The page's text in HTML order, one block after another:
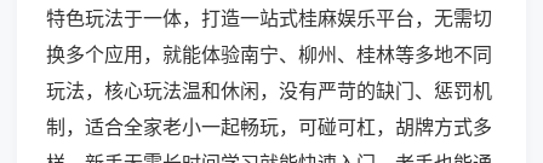
特色玩法于一体，打造一站式桂麻娱乐平台，无需切
换多个应用，就能体验南宁、柳州、桂林等多地不同
玩法，核心玩法温和休闲，没有严苛的缺门、惩罚机
制，适合全家老小一起畅玩，可碰可杠，胡牌方式多